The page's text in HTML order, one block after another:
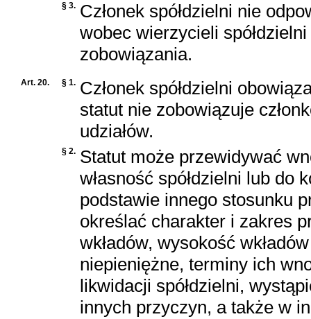
§ 3. Członek spółdzielni nie
wobec wierzycieli
zobowiązania.
Art. 20. § 1. Członek spółdzielni
statut nie zobowiązuje
udziałów.
§ 2. Statut może przewidywać
własność spółdzielni lub do
podstawie innego stosunku
określać charakter i zakres
wkładów, wysokość
niepieniężne, terminy ich
likwidacji spółdzielni,
innych przyczyn, a także w